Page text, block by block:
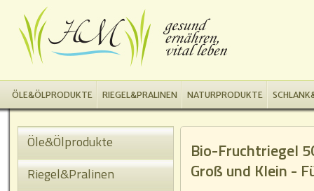
ÖLE&ÖLPRODUKTE RIEGEL&PRALINEN NATURPRODUKTE
Öle&Ölprodukte
Riegel&Pralinen
Bio-Fruchtriegel
Groß und Klein -